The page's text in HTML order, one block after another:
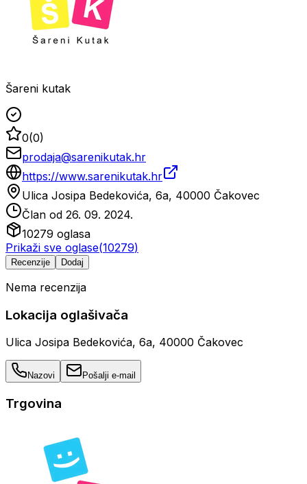
Šareni kutak
0(0)
prodaja@sarenikutak.hr
https://www.sarenikutak.hr
Ulica Josipa Bedekovića, 6a, 40000 Čakovec
Član od 26. 09. 2024.
10279 oglasa
Prikaži sve oglase(10279)
Recenzije Dodaj
Nema recenzija
Lokacija oglašivača
Ulica Josipa Bedekovića, 6a, 40000 Čakovec
Nazovi Pošalji e-mail
Trgovina